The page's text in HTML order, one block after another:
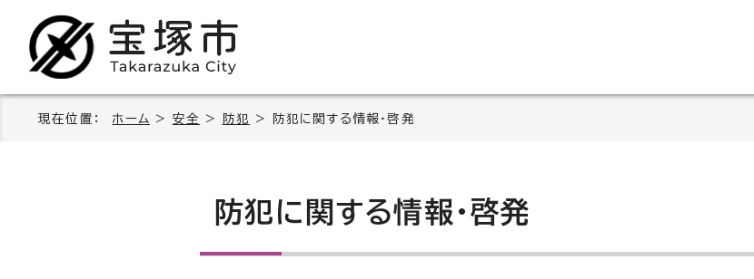
現在位置： ホーム > 安全 > 防犯 > 防犯に関する情報・啓発
防犯に関する情報・啓発